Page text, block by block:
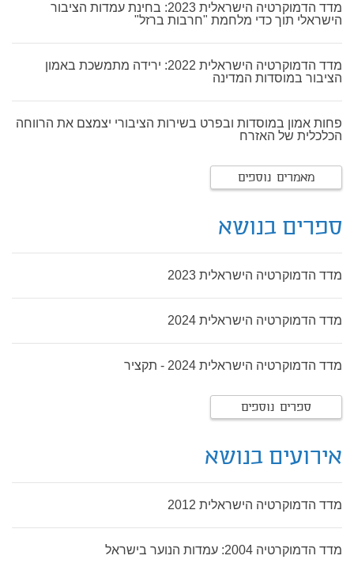
מדד הדמוקרטיה הישראלית 2023: בחינת עמדות הציבור
הישראלי תוך כדי מלחמת "חרבות ברזל"
מדד הדמוקרטיה הישראלית 2022: ירידה מתמשכת באמון
הציבור במוסדות המדינה
פחות אמון במוסדות ובפרט בשירות הציבורי יצמצם את הרווחה
הכלכלית של האזרח
מאמרים נוספים
ספרים בנושא
מדד הדמוקרטיה הישראלית 2023
מדד הדמוקרטיה הישראלית 2024
מדד הדמוקרטיה הישראלית 2024 - תקציר
ספרים נוספים
אירועים בנושא
מדד הדמוקרטיה הישראלית 2012
מדד הדמוקרטיה 2004: עמדות הנוער בישראל